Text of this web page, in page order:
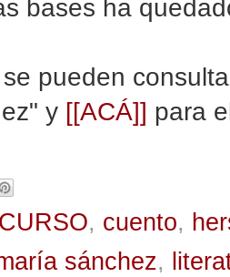
bases ha
pueden
y [[ACÁ]] para
, cuento,
sánchez,